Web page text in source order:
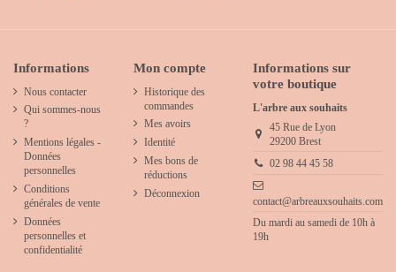
Informations
Nous contacter
Qui sommes-nous
?
Mentions légales -
Données
personnelles
Conditions
générales de vente
Données
personnelles et
confidentialité
Mon compte
Historique des
commandes
Mes avoirs
Identité
Mes bons de
réductions
Déconnexion
Informations sur
votre boutique
L'arbre aux souhaits
45 Rue de Lyon
29200 Brest
02 98 44 45 58
contact@arbreauxsouhaits.com
Du mardi au samedi de 10h à
19h